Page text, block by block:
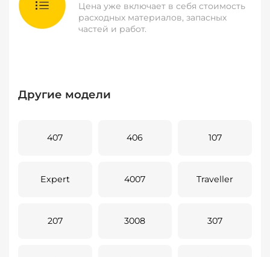
Цена уже включает в себя стоимость
расходных материалов, запасных
частей и работ.
Другие модели
407 406 107
Expert 4007 Traveller
207 3008 307